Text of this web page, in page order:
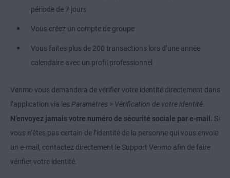
période de 7 jours
Vous créez un compte de groupe
Vous faites plus de 200 transactions lors d’une année
calendaire avec un profil professionnel
Venmo vous demandera de vérifier votre identité directement dans
l’application via les Paramètres > Vérification de votre identité.
N’envoyez jamais votre numéro de sécurité sociale par e-mail. Si
vous n’êtes pas certain de l’identité de la personne qui vous envoie
un e-mail, contactez directement le Support Venmo afin de faire
vérifier votre identité.